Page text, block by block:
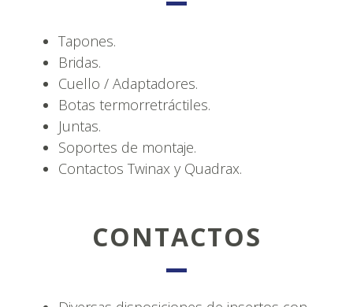
Tapones.
Bridas.
Cuello / Adaptadores.
Botas termorretráctiles.
Juntas.
Soportes de montaje.
Contactos Twinax y Quadrax.
CONTACTOS